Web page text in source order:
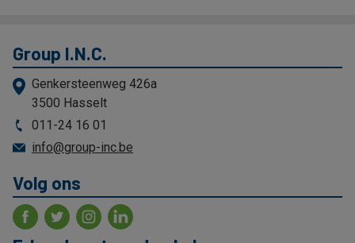
Group I.N.C.
Genkersteenweg 426a
3500 Hasselt
011-24 16 01
info@group-inc.be
Volg ons